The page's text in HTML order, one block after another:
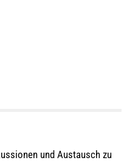
und Austausch zu